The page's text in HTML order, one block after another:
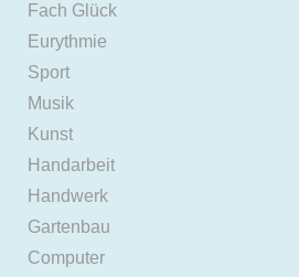
Fach Glück
Eurythmie
Sport
Musik
Kunst
Handarbeit
Handwerk
Gartenbau
Computer